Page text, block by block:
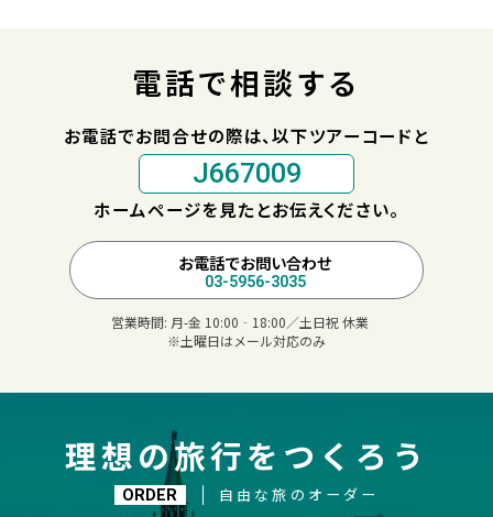
電話で相談する
お電話でお問合せの際は、以下ツアーコードと
J667009
ホームページを見たとお伝えください。
お電話でお問い合わせ
03-5956-3035
営業時間: 月-金 10:00‐18:00／土日祝 休業
※土曜日はメール対応のみ
理想の旅行をつくろう
ORDER 自由な旅のオーダー